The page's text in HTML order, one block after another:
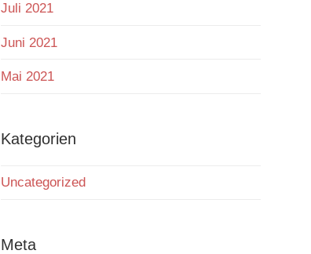
Juli 2021
Juni 2021
Mai 2021
Kategorien
Uncategorized
Meta